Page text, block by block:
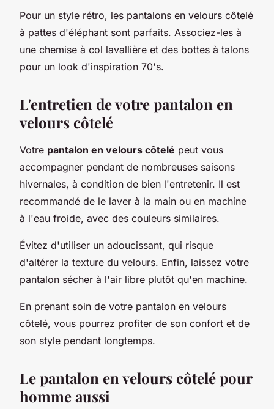
Pour un style rétro, les pantalons en velours côtelé
à pattes d'éléphant sont parfaits. Associez-les à
une chemise à col lavallière et des bottes à talons
pour un look d'inspiration 70's.
L'entretien de votre pantalon en
velours côtelé
Votre pantalon en velours côtelé peut vous
accompagner pendant de nombreuses saisons
hivernales, à condition de bien l'entretenir. Il est
recommandé de le laver à la main ou en machine
à l'eau froide, avec des couleurs similaires.
Évitez d'utiliser un adoucissant, qui risque
d'altérer la texture du velours. Enfin, laissez votre
pantalon sécher à l'air libre plutôt qu'en machine.
En prenant soin de votre pantalon en velours
côtelé, vous pourrez profiter de son confort et de
son style pendant longtemps.
Le pantalon en velours côtelé pour
homme aussi